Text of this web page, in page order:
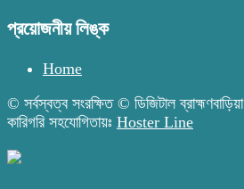
প্রয়োজনীয় লিঙ্ক
Home
© সর্বস্বত্ব সংরক্ষিত © ডিজিটাল ব্রাহ্মণবাড়িয়া
কারিগরি সহযোগিতায়ঃ Hoster Line